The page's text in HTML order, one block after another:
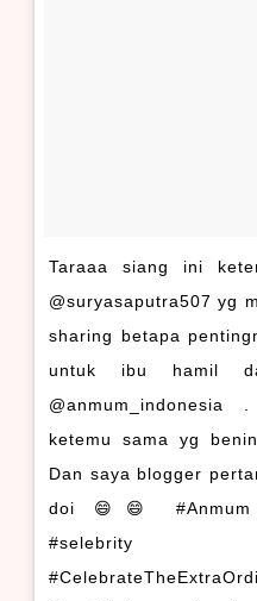
Taraaa siang ini
@suryasaputra507 yg
sharing betapa
untuk ibu hamil
ketemu sama yg
Dan saya blogger
doi 😄😄 #Anmum
#selebrity